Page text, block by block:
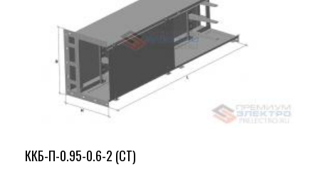
ККБ-П-0.95-0.6-2 (СТ)